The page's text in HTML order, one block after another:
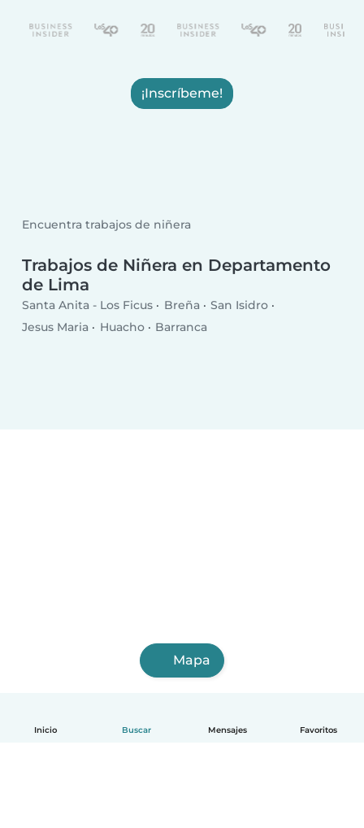
Inicio Buscar Mensajes Favoritos
¡Inscríbeme!
Encuentra trabajos de niñera
Trabajos de Niñera en Departamento
de Lima
Santa Anita - Los Ficus Breña
San Isidro
Jesus Maria
Huacho Barranca
Mapa